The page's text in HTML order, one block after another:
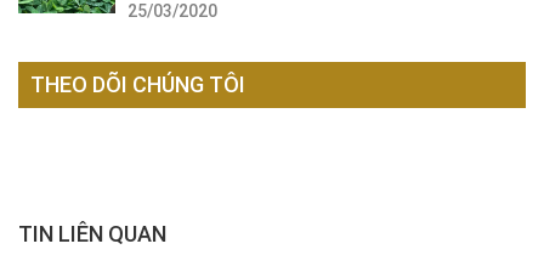
25/03/2020
THEO DÕI CHÚNG TÔI
TIN LIÊN QUAN